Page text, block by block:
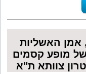
אמן האשליות
80 דקות של מופע קסמים